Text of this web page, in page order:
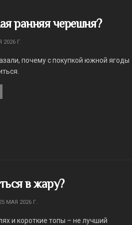
ранняя черешня?
Г.
почему с покупкой южной ягоды
в жару?
МАЯ 2026 Г.
и короткие топы – не лучший